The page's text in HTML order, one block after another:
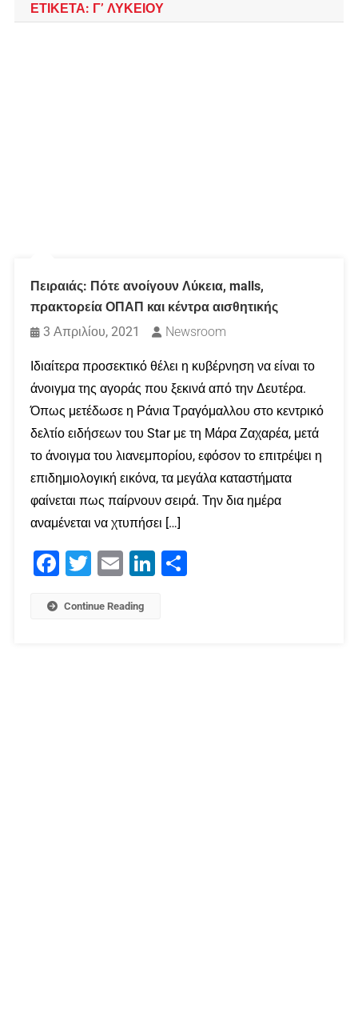
ΕΤΙΚΈΤΑ: Γ’ ΛΥΚΕΊΟΥ
Πειραιάς: Πότε ανοίγουν Λύκεια, malls,
πρακτορεία ΟΠΑΠ και κέντρα αισθητικής
3 Απριλίου, 2021
Newsroom
Ιδιαίτερα προσεκτικό θέλει η κυβέρνηση να είναι το
άνοιγμα της αγοράς που ξεκινά από την Δευτέρα.
Όπως μετέδωσε η Ράνια Τραγόμαλλου στο κεντρικό
δελτίο ειδήσεων του Star με τη Μάρα Ζαχαρέα, μετά
το άνοιγμα του λιανεμπορίου, εφόσον το επιτρέψει η
επιδημιολογική εικόνα, τα μεγάλα καταστήματα
φαίνεται πως παίρνουν σειρά. Την δια ημέρα
αναμένεται να χτυπήσει […]
Facebook
Twitter Email LinkedIn
Continue Reading